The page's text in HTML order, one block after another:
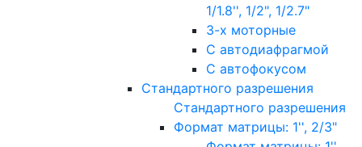
1/1.8'', 1/2", 1/2.7"
3-х моторные
С автодиафрагмой
С автофокусом
Стандартного разрешения
Стандартного разрешения
Формат матрицы: 1'', 2/3"